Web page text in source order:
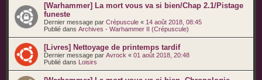
[Warhammer] La mort vous va si bien/Chap 2.1/Pistage
funeste
Dernier message par Crépuscule « 14 août 2018, 08:45
Publié dans Archives - Warhammer II (Crépuscule)
[Livres] Nettoyage de printemps tardif
Dernier message par Avrock « 01 août 2018, 20:48
Publié dans Loisirs